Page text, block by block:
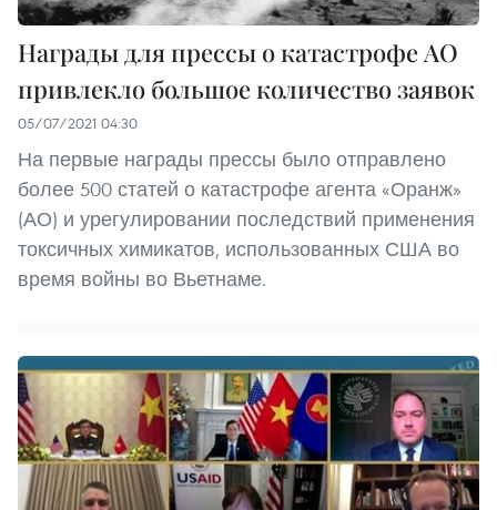
Награды для прессы о катастрофе АО
привлекло большое количество заявок
05/07/2021 04:30
На первые награды прессы было отправлено
более 500 статей о катастрофе агента «Оранж»
(АО) и урегулировании последствий применения
токсичных химикатов, использованных США во
время войны во Вьетнаме.